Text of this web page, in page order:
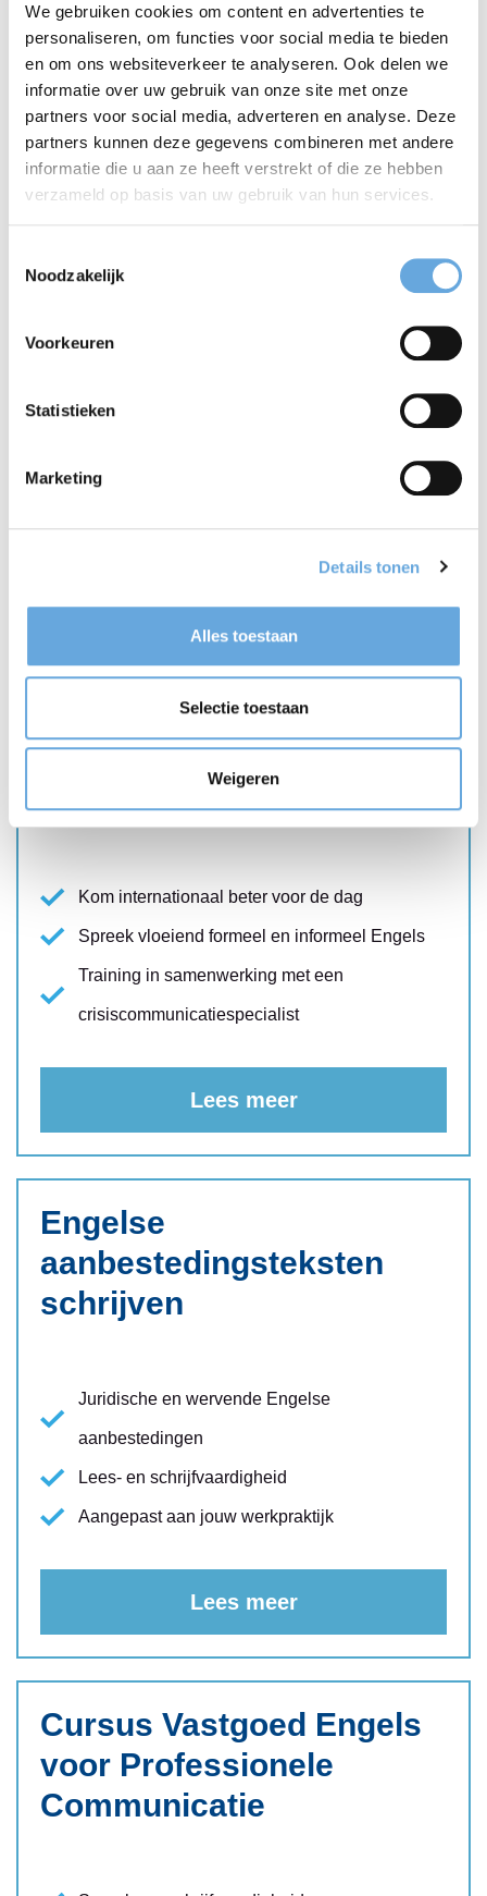
We gebruiken cookies om content en advertenties te
personaliseren, om functies voor social media te bieden
en om ons websiteverkeer te analyseren. Ook delen we
informatie over uw gebruik van onze site met onze
partners voor social media, adverteren en analyse. Deze
partners kunnen deze gegevens combineren met andere
informatie die u aan ze heeft verstrekt of die ze hebben
verzameld op basis van uw gebruik van hun services.
Noodzakelijk
Voorkeuren
Statistieken
Marketing
Details tonen
Alles toestaan
Selectie toestaan
Weigeren
Verbeter jouw schrijfvaardigheid
Gemiddelde beoordeling: 7,8
Lees meer
Crisiscommunicatie in het
Engels
Foutloze internationale communicatie tijdens
Lees meer
Netwerken in het Engels
Kom internationaal beter voor de dag
Spreek vloeiend formeel en informeel Engels
Training in samenwerking met een
crisiscommunicatiespecialist
Lees meer
Engelse
aanbestedingsteksten
schrijven
Juridische en wervende Engelse
aanbestedingen
Lees- en schrijfvaardigheid
Aangepast aan jouw werkpraktijk
Lees meer
Cursus Vastgoed Engels
voor Professionele
Communicatie